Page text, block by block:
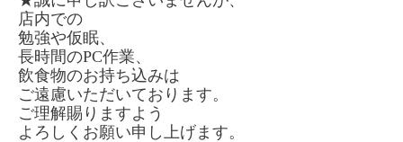
店内での
勉強や仮眠、
長時間のPC作業、
飲食物のお持ち込みは
ご遠慮いただいております。
ご理解賜りますよう
よろしくお願い申し上げます。